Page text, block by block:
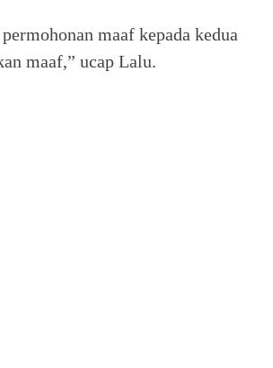
maaf kepada kedua
maaf,” ucap Lalu.